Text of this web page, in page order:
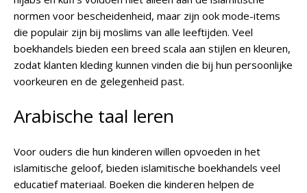
normen voor bescheidenheid, maar zijn ook mode-items
die populair zijn bij moslims van alle leeftijden. Veel
boekhandels bieden een breed scala aan stijlen en kleuren,
zodat klanten kleding kunnen vinden die bij hun persoonlijke
voorkeuren en de gelegenheid past.
Arabische taal leren
Voor ouders die hun kinderen willen opvoeden in het
islamitische geloof, bieden islamitische boekhandels veel
educatief materiaal. Boeken die kinderen helpen de